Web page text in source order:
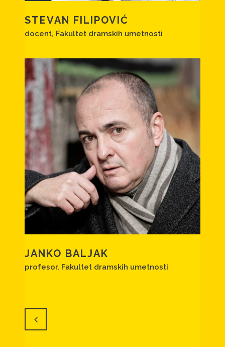
STEVAN FILIPOVIĆ
docent, Fakultet dramskih umetnosti
JANKO BALJAK
profesor, Fakultet dramskih umetnosti